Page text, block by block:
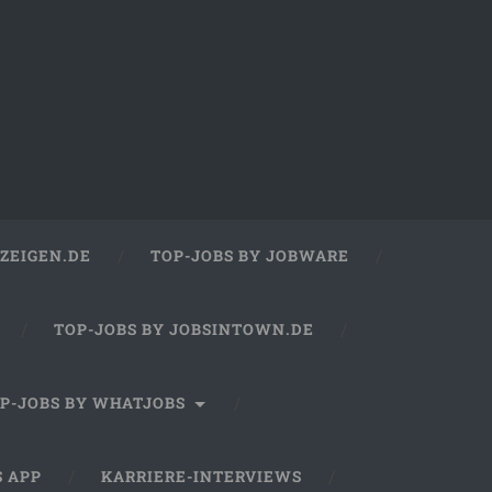
TOP-JOBS BY JOBWARE
TOP-JOBS BY JOBSINTOWN.DE
JOBS BY WHATJOBS
APP KARRIERE-INTERVIEWS